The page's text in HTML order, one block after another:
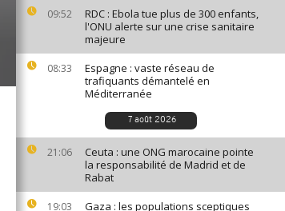
09:52
RDC : Ebola tue plus de 300 enfants,
l'ONU alerte sur une crise sanitaire
majeure
08:33
Espagne : vaste réseau de
trafiquants démantelé en
Méditerranée
7 août 2026
21:06
Ceuta : une ONG marocaine pointe
la responsabilité de Madrid et de
Rabat
19:03
Gaza : les populations sceptiques